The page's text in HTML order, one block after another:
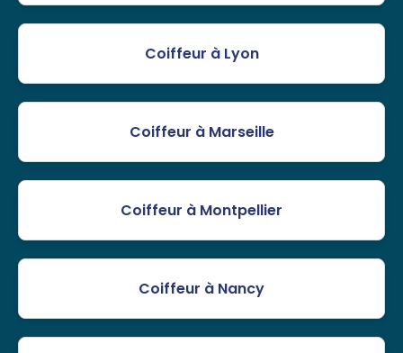
Coiffeur à Lyon
Coiffeur à Marseille
Coiffeur à Montpellier
Coiffeur à Nancy